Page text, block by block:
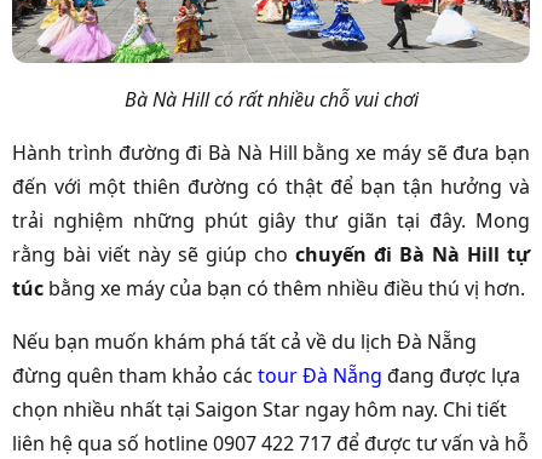
Bà Nà Hill có rất nhiều chỗ vui chơi
Hành trình đường đi Bà Nà Hill bằng xe máy sẽ đưa bạn
đến với một thiên đường có thật để bạn tận hưởng và
trải nghiệm những phút giây thư giãn tại đây. Mong
rằng bài viết này sẽ giúp cho chuyến đi Bà Nà Hill tự
túc bằng xe máy của bạn có thêm nhiều điều thú vị hơn.
Nếu bạn muốn khám phá tất cả về du lịch Đà Nẵng
đừng quên tham khảo các tour Đà Nẵng đang được lựa
chọn nhiều nhất tại Saigon Star ngay hôm nay. Chi tiết
liên hệ qua số hotline 0907 422 717 để được tư vấn và hỗ